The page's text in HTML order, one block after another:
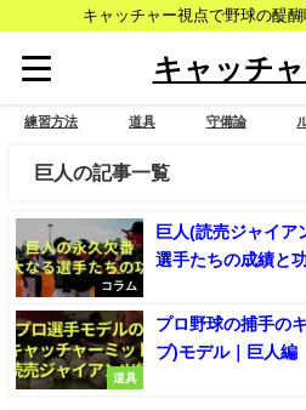
キャッチャー視点で野球の醍
キャッチ
練習方法 道具 守備論
巨人の記事一覧
コラム
巨人(読売ジャイア
選手たちの成績と
道具
プロ野球の捕手の
ブ)モデル｜巨人編